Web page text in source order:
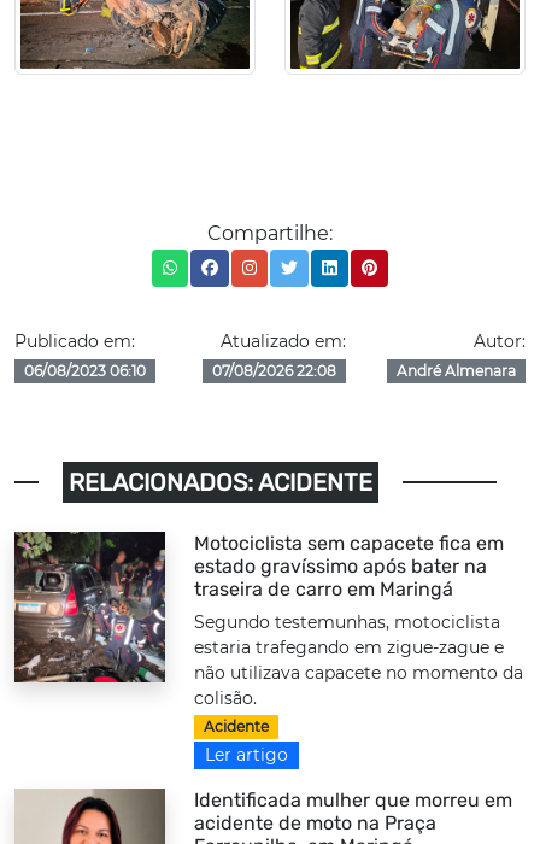
Compartilhe:
Publicado em:
06/08/2023 06:10
Atualizado em:
07/08/2026 22:08
Autor:
André Almenara
RELACIONADOS: ACIDENTE
Motociclista sem capacete fica em
estado gravíssimo após bater na
traseira de carro em Maringá
Segundo testemunhas, motociclista
estaria trafegando em zigue-zague e
não utilizava capacete no momento da
colisão.
Acidente
Ler artigo
Identificada mulher que morreu em
acidente de moto na Praça